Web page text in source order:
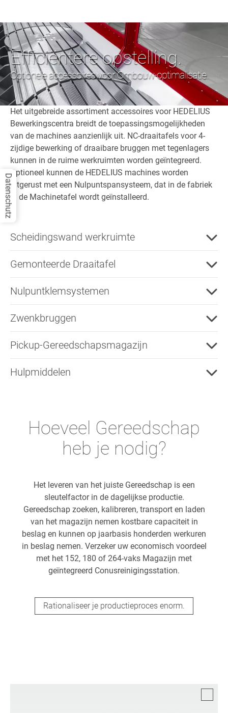
Efficiëntere opstelling.
Optionele accessoires voor Ombouw-optimalisatie.
Het uitgebreide assortiment accessoires voor HEDELIUS
Bewerkingscentra breidt de toepassingsmogelijkheden
van de machines aanzienlijk uit. NC-draaitafels voor 4-
zijdige bewerking of draaibare bruggen met tegenlagers
kunnen in de ruime werkruimten worden geïntegreerd.
Optioneel kunnen de HEDELIUS machines worden
uitgerust met een Nulpuntspansysteem, dat in de fabriek
in de Machinetafel wordt geïnstalleerd.
Scheidingswand werkruimte
Gemonteerde Draaitafel
Nulpuntklemsystemen
Zwenkbruggen
Pickup-Gereedschapsmagazijn
Hulpmiddelen
Hoeveel Gereedschap
heb je nodig?
Het leveren van het juiste Gereedschap is een
sleutelfactor in de dagelijkse productie.
Gereedschap zoeken, kalibreren, transport en laden
van het magazijn nemen kostbare capaciteit in
beslag en kunnen op jaarbasis honderden werkuren
in beslag nemen. Verzeker uw economisch voordeel
met het 152, 180 of 264-vaks Magazijn met
geïntegreerd Conusreinigingsstation.
Rationaliseer je productieproces enorm.
Datenschutz